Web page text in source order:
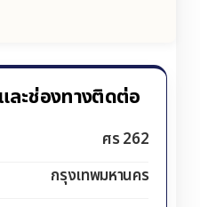
ะช่องทางติดต่อ
ศร 262
กรุงเทพมหานคร